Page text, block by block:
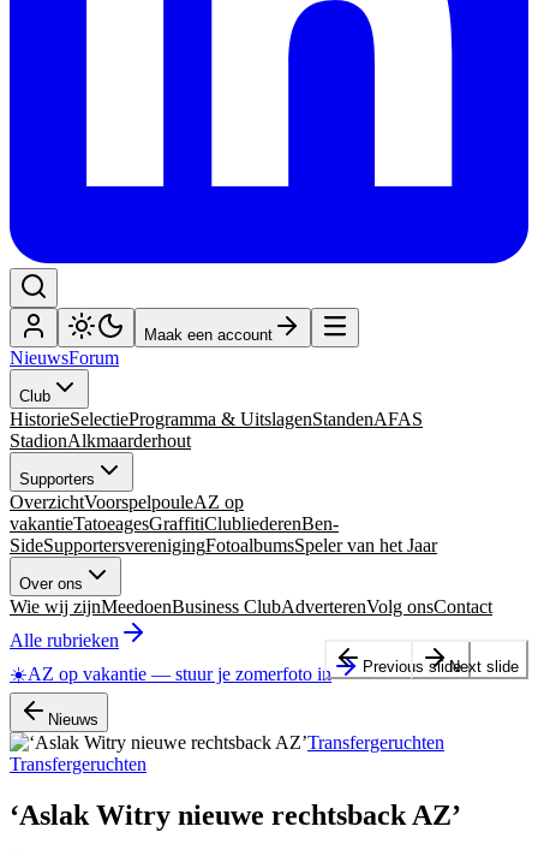
Maak een account
NieuwsForum
Club
HistorieSelectieProgramma & UitslagenStandenAFAS
StadionAlkmaarderhout
Supporters
OverzichtVoorspelpouleAZ op
vakantieTatoeagesGraffitiClubliederenBen-
SideSupportersverenigingFotoalbumsSpeler van het Jaar
Over ons
Wie wij zijnMeedoenBusiness ClubAdverterenVolg onsContact
Alle rubrieken
☀️AZ op vakantie — stuur je zomerfoto in
Nieuws
Transfergeruchten
Transfergeruchten
‘Aslak Witry nieuwe rechtsback AZ’
Previous slideNext slide